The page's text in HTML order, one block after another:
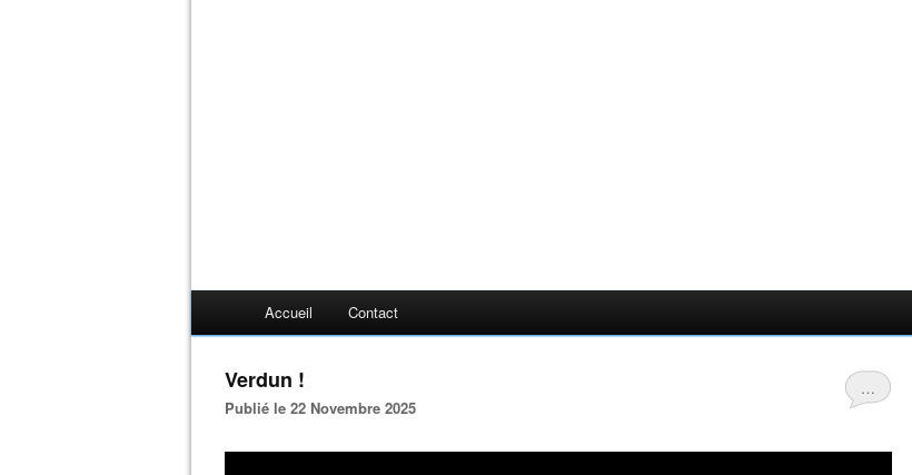
Accueil Contact
…
Verdun !
Publié le 22 Novembre 2025